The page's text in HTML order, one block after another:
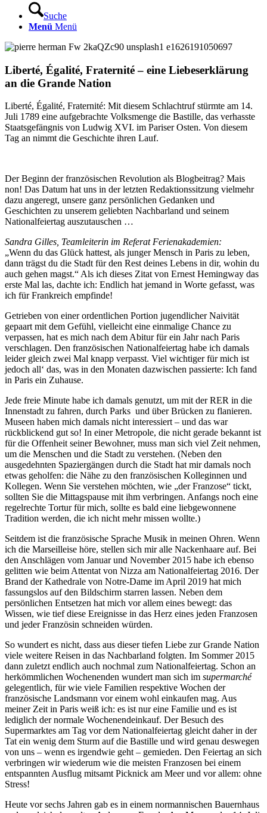
Suche
Menü Menü
Liberté, Égalité, Fraternité – eine Liebeserklärung
an die Grande Nation
Liberté, Égalité, Fraternité: Mit diesem Schlachtruf stürmte am 14.
Juli 1789 eine aufgebrachte Volksmenge die Bastille, das verhasste
Staatsgefängnis von Ludwig XVI. im Pariser Osten. Von diesem
Tag an nimmt die Geschichte ihren Lauf.
Der Beginn der französischen Revolution als Blogbeitrag? Mais
non! Das Datum hat uns in der letzten Redaktionssitzung vielmehr
dazu angeregt, unsere ganz persönlichen Gedanken und
Geschichten zu unserem geliebten Nachbarland und seinem
Nationalfeiertag auszutauschen …
Sandra Gilles, Teamleiterin im Referat Ferienakademien:
„Wenn du das Glück hattest, als junger Mensch in Paris zu leben,
dann trägst du die Stadt für den Rest deines Lebens in dir, wohin du
auch gehen magst.“ Als ich dieses Zitat von Ernest Hemingway das
erste Mal las, dachte ich: Endlich hat jemand in Worte gefasst, was
ich für Frankreich empfinde!
Getrieben von einer ordentlichen Portion jugendlicher Naivität
gepaart mit dem Gefühl, vielleicht eine einmalige Chance zu
verpassen, hat es mich nach dem Abitur für ein Jahr nach Paris
verschlagen. Den französischen Nationalfeiertag habe ich damals
leider gleich zwei Mal knapp verpasst. Viel wichtiger für mich ist
jedoch all‘ das, was in den Monaten dazwischen passierte: Ich fand
in Paris ein Zuhause.
Jede freie Minute habe ich damals genutzt, um mit der RER in die
Innenstadt zu fahren, durch Parks und über Brücken zu flanieren.
Museen haben mich damals nicht interessiert – und das war
rückblickend gut so! In einer Metropole, die nicht gerade bekannt ist
für die Offenheit seiner Bewohner, muss man sich viel Zeit nehmen,
um die Menschen und die Stadt zu verstehen. (Neben den
ausgedehnten Spaziergängen durch die Stadt hat mir damals noch
etwas geholfen: die Nähe zu den französischen Kolleginnen und
Kollegen. Wenn Sie verstehen möchten, wie „der Franzose“ tickt,
sollten Sie die Mittagspause mit ihm verbringen. Anfangs noch eine
regelrechte Tortur für mich, sollte es bald eine liebgewonnene
Tradition werden, die ich nicht mehr missen wollte.)
Seitdem ist die französische Sprache Musik in meinen Ohren. Wenn
ich die Marseilleise höre, stellen sich mir alle Nackenhaare auf. Bei
den Anschlägen vom Januar und November 2015 habe ich ebenso
gelitten wie beim Attentat von Nizza am Nationalfeiertag 2016. Der
Brand der Kathedrale von Notre-Dame im April 2019 hat mich
fassungslos auf den Bildschirm starren lassen. Neben dem
persönlichen Entsetzen hat mich vor allem eines bewegt: das
Wissen, wie tief diese Ereignisse in das Herz eines jeden Franzosen
und jeder Französin schneiden würden.
So wundert es nicht, dass aus dieser tiefen Liebe zur Grande Nation
viele weitere Reisen in das Nachbarland folgten. Im Sommer 2015
dann zuletzt endlich auch nochmal zum Nationalfeiertag. Schon an
herkömmlichen Wochenenden wundert man sich im supermarché
gelegentlich, für wie viele Familien respektive Wochen der
französische Landsmann vor einem wohl einkaufen mag. Aus
meiner Zeit in Paris weiß ich: es ist nur eine Familie und es ist
lediglich der normale Wochenendeinkauf. Der Besuch des
Supermarktes am Tag vor dem Nationalfeiertag gleicht daher in der
Tat ein wenig dem Sturm auf die Bastille und wird genau deswegen
von uns – wenn es irgendwie geht – gemieden. Den Feiertag an sich
verbringen wir wiederum wie die meisten Franzosen bei einem
entspannten Ausflug mitsamt Picknick am Meer und vor allem: ohne
Stress!
Heute vor sechs Jahren gab es in einem normannischen Bauernhaus